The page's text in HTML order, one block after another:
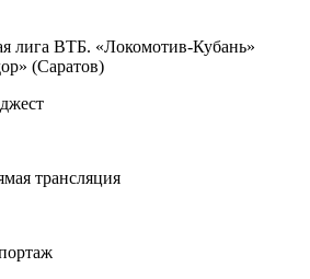
лига ВТБ. «Локомотив-Кубань»
(Саратов)
трансляция